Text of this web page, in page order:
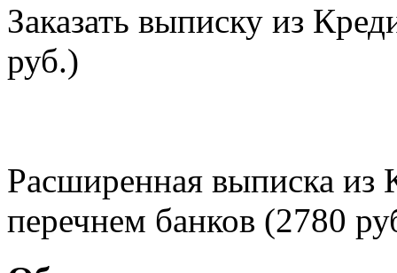
Заказать выписку из
руб.)
Расширенная выписка из
перечнем банков (2780